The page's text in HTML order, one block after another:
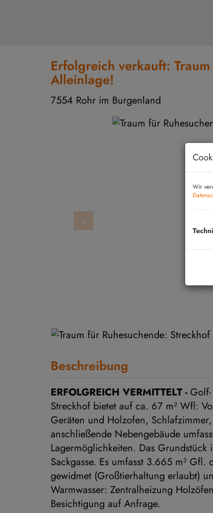
Erfolgreich verkauft:
Alleinlage!
7554 Rohr im Burgenland
Beschreibung
ERFOLGREICH VERMITTELT -Golf-
Streckhof bietet auf ca. 67 m² Wfl:
Geräten und Holzofen,
anschließende Nebengebäude
Lagermöglichkeiten. Das
Sackgasse. Es umfasst 3.665 m²
gewidmet (Großtierhaltung erlaubt)
Warmwasser: Zentralheizung
Besichtigung auf Anfrage.
Wir